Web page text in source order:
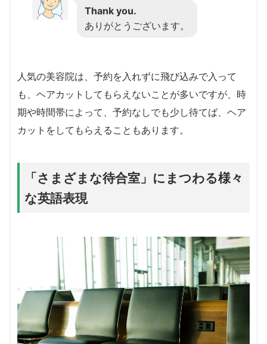
Thank you.
ありがとうございます。
人気の美容院は、予約を入れずに飛び込みで入って
も、ヘアカットしてもらえないことが多いですが、時
期や時間帯によって、予約なしでも少し待てば、ヘア
カットをしてもらえることもあります。
「さまざまな待合室」にまつわる様々
な英語表現